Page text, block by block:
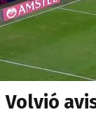
Volvió